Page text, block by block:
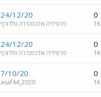
0
1K
24/12/20
פרסיליה אלכסנדרה וולדורף
0
1K
24/12/20
פרסיליה אלכסנדרה וולדורף
0
1K
7/10/20
asaf44_2020